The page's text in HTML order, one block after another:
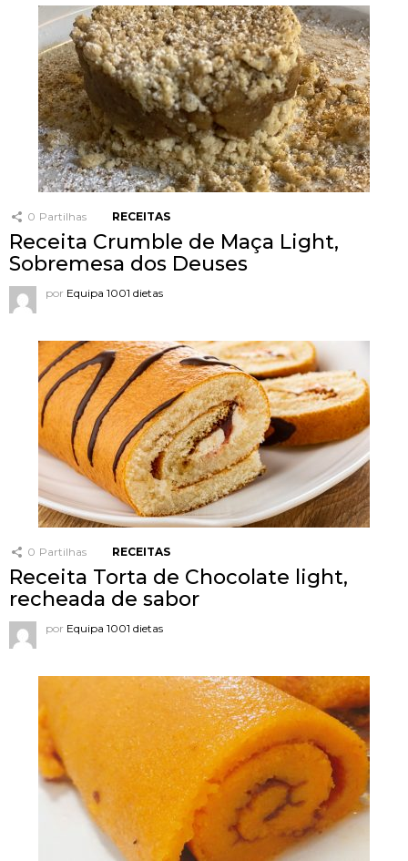
0 Partilhas RECEITAS
Receita Crumble de Maça Light,
Sobremesa dos Deuses
por Equipa 1001 dietas
0 Partilhas RECEITAS
Receita Torta de Chocolate light,
recheada de sabor
por Equipa 1001 dietas